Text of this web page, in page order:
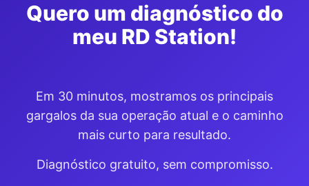
Quero um diagnóstico do
meu RD Station!
Em 30 minutos, mostramos os principais
gargalos da sua operação atual e o caminho
mais curto para resultado.
Diagnóstico gratuito, sem compromisso.